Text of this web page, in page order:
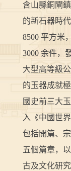
含山縣銅閘
的新石器時
8500 平方米
3000 余件，
大型高等級
的玉器成就
國史前三大
入《中國世
包括開篇、
五個篇章，
古及文化研